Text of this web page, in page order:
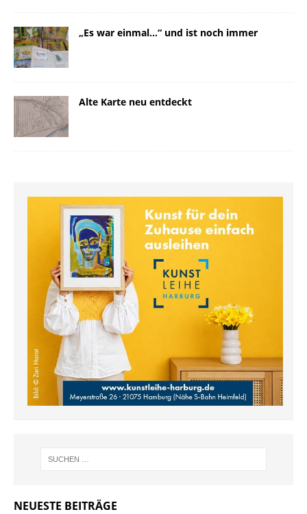
„Es war einmal…“ und ist noch immer
Alte Karte neu entdeckt
NEUESTE BEITRÄGE